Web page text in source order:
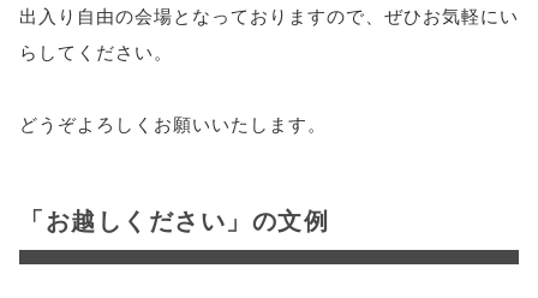
出入り自由の会場となっておりますので、ぜひお気軽にい
らしてください。
どうぞよろしくお願いいたします。
「お越しください」の文例